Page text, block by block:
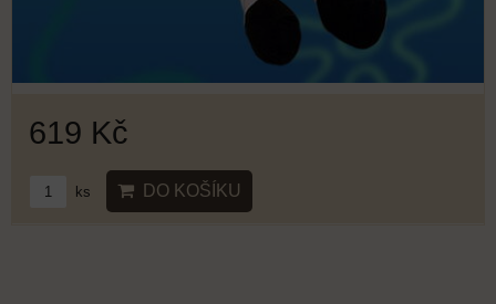
619 Kč
ks DO KOŠÍKU